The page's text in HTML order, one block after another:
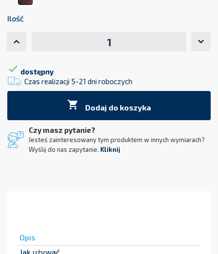
8017
Ilość
 dostępny
Czas realizacji 5-21 dni roboczych
 Dodaj do koszyka
Czy masz pytanie?
Jesteś zainteresowany tym produktem w innych wymiarach?
Wyślij do nas zapytanie. Kliknij
Opis
Jak używać